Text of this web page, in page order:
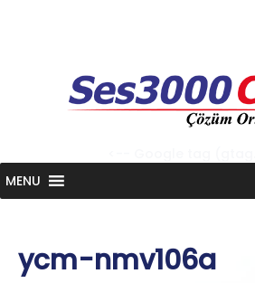
content
MENU
ycm-nmv106a